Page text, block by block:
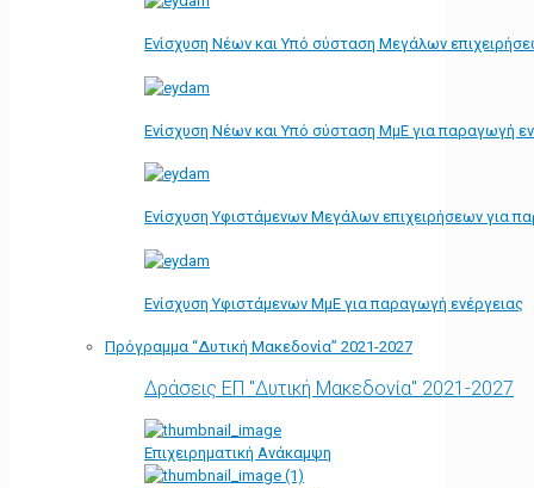
Ενίσχυση Νέων και Υπό σύσταση Μεγάλων
Ενίσχυση Νέων και Υπό σύσταση ΜμΕ για παραγωγή
Ενίσχυση Υφιστάμενων Μεγάλων επιχειρήσεων για
Ενίσχυση Υφιστάμενων ΜμΕ για παραγωγή ενέργειας
Πρόγραμμα “Δυτική Μακεδονία” 2021-2027
Δράσεις ΕΠ "Δυτική Μακεδονία" 2021-2027
Επιχειρηματική Ανάκαμψη